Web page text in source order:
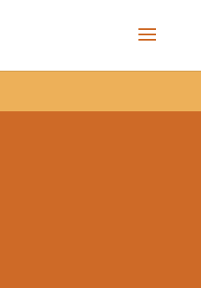
Clinton Township,